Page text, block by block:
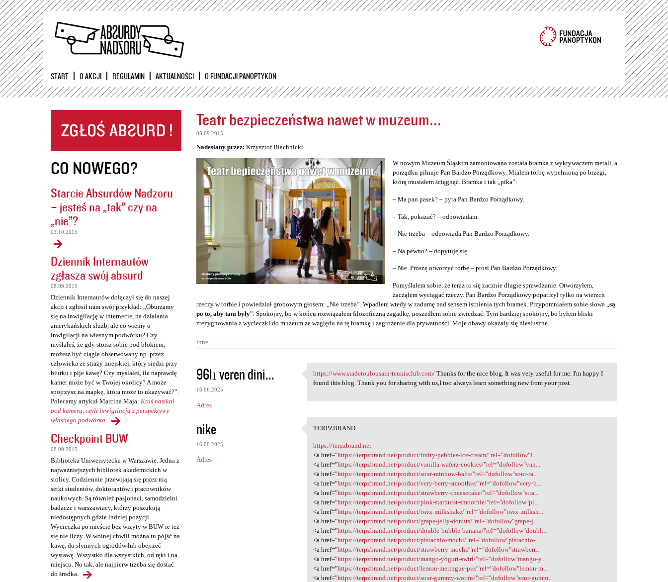
Przejdź
START O AKCJI REGULAMIN AKTUALNOŚCI O FUNDACJI PANOPTYKON
CO NOWEGO?
Starcie Absurdów Nadzoru
– jesteś na „tak” czy na
„nie”?
03.10.2015
Dziennik Internautów
zgłasza swój absurd
08.09.2015
Dziennik Internautów dołączył się do naszej
akcji i zgłosił nam swój przykład: „Oburzamy
się na inwigilację w internecie, na działania
amerykańskich służb, ale co wiemy o
inwigilacji na własnym podwórku? Czy
myślałeś, że gdy stoisz sobie pod blokiem,
możesz być ciągle obserwowany np. przez
człowieka ze straży miejskiej, który siedzi przy
biurku i pije kawę? Czy myślałeś, ile naprawdę
kamer może być w Twojej okolicy? A może
spojrzysz na mapkę, która może to ukazywać?”.
Polecamy artykuł Marcina Maja: Ktoś nasikał
pod kamerą, czyli inwigilacja z perspektywy
własnego podwórka.
Checkpoint BUW
08.09.2015
Biblioteka Uniwersytecka w Warszawie. Jedna z
najważniejszych bibliotek akademickich w
stolicy. Codziennie przewijają się przez nią
setki studentów, doktorantów i pracowników
naukowych. Są również pasjonaci, samodzielni
badacze i warszawiacy, którzy poszukują
niedostępnych gdzie indziej pozycji.
Wycieczka po mieście bez wizyty w BUW-ie też
się nie liczy. W wolnej chwili można tu pójść na
kawę, do słynnych ogrodów lub obejrzeć
wystawę. Wszystko dla wszystkich, od ręki i na
miejscu. No tak, ale najpierw trzeba się dostać
do środka.
Teatr bezpieczeństwa nawet w muzeum...
05.09.2015
Nadesłany przez: Krzysztof Blachnicki
W nowym Muzeum Śląskim zamontowana została bramka z wykrywaczem metali, a
porządku pilnuje Pan Bardzo Porządkowy. Miałem torbę wypełnioną po brzegi,
którą musiałem ściągnąć. Bramka i tak „pika”:
– Ma pan pasek? – pyta Pan Bardzo Porządkowy.
– Tak, pokazać? – odpowiadam.
– Nie trzeba – odpowiada Pan Bardzo Porządkowy.
– Na pewno? – dopytuję się.
– Nie. Proszę otworzyć torbę – prosi Pan Bardzo Porządkowy.
Pomyślałem sobie, że teraz to się zacznie długie sprawdzanie. Otworzyłem,
zacząłem wyciągać rzeczy. Pan Bardzo Porządkowy popatrzył tylko na wierzch
rzeczy w torbie i powiedział grobowym głosem: „Nie trzeba”. Wpadłem wtedy w zadumę nad sensem istnienia tych bramek. Przypomniałem sobie słowa „ są
po to, aby tam były”. Spokojny, bo w końcu rozwiązałem filozoficzną zagadkę, poszedłem sobie zwiedzać. Tym bardziej spokojny, bo byłem bliski
zrezygnowania z wycieczki do muzeum ze względu na tę bramkę i zagrożenie dla prywatności. Moje obawy okazały się niesłuszne.
inne
K
o
m
e
n
t
r
96lı veren dini...
16.06.2025
Adres
https://www.stadetoulousain
https://www.stadetoulousain-tennisclub.com/ Thanks for the nice blog. It was very useful for me. I'm happy I
found this blog. Thank you for sharing with us,I too always learn something new from your post.
nike
16.06.2025
Adres
TERPZBRAND
https://terpzbrand.net
<a href="https://terpzbrand.net/product/fruity-pebbles-ice-cream/"rel="dofollow"f...
<a href="https://terpzbrand.net/product/vanilla-waferz-cookies/"rel="dofollow"van...
<a href="https://terpzbrand.net/product/sour-rainbow-balts/"rel="dofollow"sour-ra...
<a href="https://terpzbrand.net/product/very-berry-smoothie/"rel="dofollow"very-b...
<a href="https://terpzbrand.net/product/strawberry-cheesecake/"rel="dofollow"stra...
<a href="https://terpzbrand.net/product/pink-starburst-smoothie/"rel="dofollow"pi...
<a href="https://terpzbrand.net/product/twix-milkshake/"rel="dofollow"twix-milksh...
<a href="https://terpzbrand.net/product/grape-jelly-donuts/"rel="dofollow"grape-j...
<a href="https://terpzbrand.net/product/double-bubble-banana/"rel="dofollow"doubl...
<a href="https://terpzbrand.net/product/pistachio-mochi/"rel="dofollow"pistachio-...
<a href="https://terpzbrand.net/product/strawberry-mochi/"rel="dofollow"strawberr...
<a href="https://terpzbrand.net/product/mango-yogurt-swirl/"rel="dofollow"mango-y...
<a href="https://terpzbrand.net/product/lemon-meringue-pie/"rel="dofollow"lemon-m...
<a href="https://terpzbrand.net/product/sour-gummy-worms/"rel="dofollow"sour-gumm...